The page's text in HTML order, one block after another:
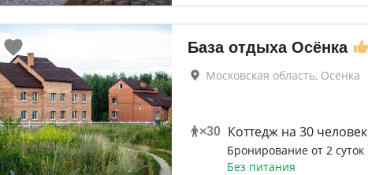
База отдыха Осёнка
Московская область, Осёнка
×30 Коттедж на 30 человек
Бронирование от 2 суток
Без питания